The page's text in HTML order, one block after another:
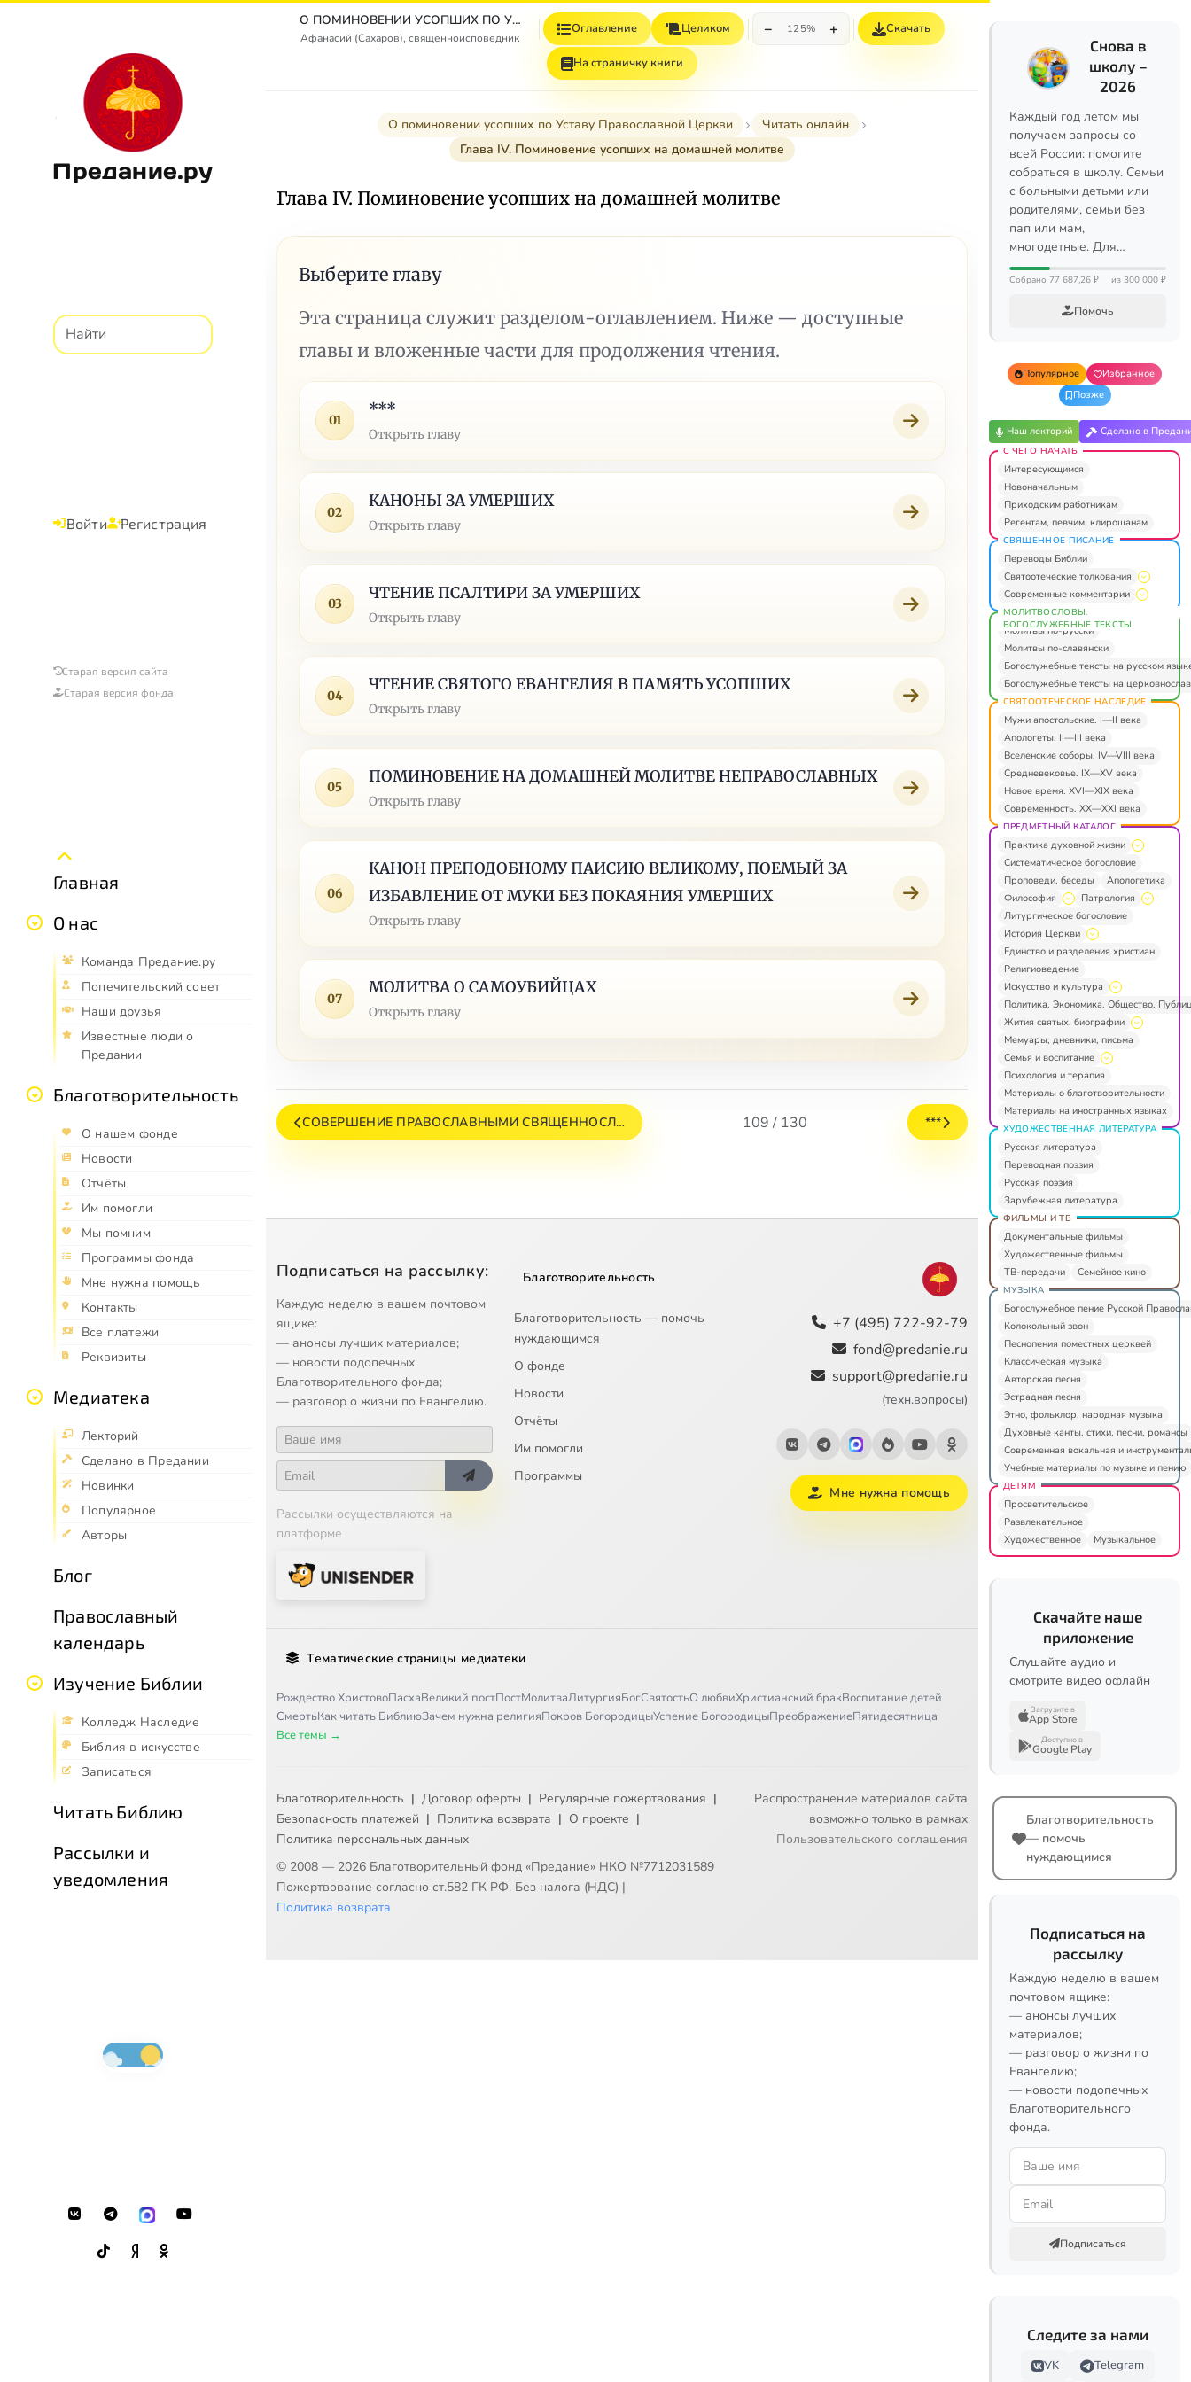
Предание.ру
Войти Регистрация
Старая версия сайта
Старая версия фонда
Главная
О нас
Команда Предание.ру
Попечительский совет
Наши друзья
Известные люди о
Предании
Благотворительность
О нашем фонде
Новости
Отчёты
Им помогли
Мы помним
Программы фонда
Мне нужна помощь
Контакты
Все платежи
Реквизиты
Медиатека
Лекторий
Сделано в Предании
Новинки
Популярное
Авторы
Блог
Православный
календарь
Изучение Библии
Колледж Наследие
Библия в искусстве
Записаться
Читать Библию
Рассылки и
уведомления
О ПОМИНОВЕНИИ УСОПШИХ ПО УСТАВУ ПРАВОСЛАВНОЙ ЦЕРКВИ
Афанасий (Сахаров), священноисповедник
Оглавление Целиком − 125% + Скачать
На страничку книги
О поминовении усопших по Уставу Православной Церкви
Читать онлайн
Глава IV. Поминовение усопших на домашней молитве
Глава IV. Поминовение усопших на домашней молитве
Выберите главу
Эта страница служит разделом-оглавлением. Ниже — доступные
главы и вложенные части для продолжения чтения.
01
***
Открыть главу
02
КАНОНЫ ЗА УМЕРШИХ
Открыть главу
03
ЧТЕНИЕ ПСАЛТИРИ ЗА УМЕРШИХ
Открыть главу
04
ЧТЕНИЕ СВЯТОГО ЕВАНГЕЛИЯ В ПАМЯТЬ УСОПШИХ
Открыть главу
05
ПОМИНОВЕНИЕ НА ДОМАШНЕЙ МОЛИТВЕ НЕПРАВОСЛАВНЫХ
Открыть главу
06
КАНОН ПРЕПОДОБНОМУ ПАИСИЮ ВЕЛИКОМУ, ПОЕМЫЙ ЗА
ИЗБАВЛЕНИЕ ОТ МУКИ БЕЗ ПОКАЯНИЯ УМЕРШИХ
Открыть главу
07
МОЛИТВА О САМОУБИЙЦАХ
Открыть главу
СОВЕРШЕНИЕ ПРАВОСЛАВНЫМИ СВЯЩЕННОСЛ… 109 / 130 ***
Подписаться на рассылку:
Каждую неделю в вашем почтовом
ящике:
— анонсы лучших материалов;
— новости подопечных
Благотворительного фонда;
— разговор о жизни по Евангелию.
Рассылки осуществляются на
платформе
Благотворительность
Благотворительность — помочь
нуждающимся
О фонде
Новости
Отчёты
Им помогли
Программы
+7 (495) 722-92-79
fond@predanie.ru
support@predanie.ru
(техн.вопросы)
Мне нужна помощь
Тематические страницы медиатеки
Рождество ХристовоПасхаВеликий постПостМолитваЛитургияБогСвятостьО любвиХристианский бракВоспитание детей
СмертьКак читать БиблиюЗачем нужна религияПокров БогородицыУспение БогородицыПреображениеПятидесятница
Все темы →
Благотворительность | Договор оферты | Регулярные пожертвования |
Безопасность платежей | Политика возврата | О проекте |
Политика персональных данных
© 2008 — 2026 Благотворительный фонд «Предание» НКО №7712031589
Пожертвование согласно ст.582 ГК РФ. Без налога (НДС) |
Политика возврата
Распространение материалов сайта
возможно только в рамках
Пользовательского соглашения
Снова в
школу –
2026
Каждый год летом мы
получаем запросы со
всей России: помогите
собраться в школу. Семьи
с больными детьми или
родителями, семьи без
пап или мам,
многодетные. Для…
Собрано 77 687,26 ₽ из 300 000 ₽
Помочь
Популярное
Избранное
Позже
Наш лекторий Сделано в
С ЧЕГО НАЧАТЬ
Интересующимся
Новоначальным
Приходским работникам
Регентам, певчим, клирошанам
СВЯЩЕННОЕ ПИСАНИЕ
Переводы Библии
Святоотеческие толкования
Современные комментарии
МОЛИТВОСЛОВЫ.
БОГОСЛУЖЕБНЫЕ ТЕКСТЫ
Молитвы по-русски
Молитвы по-славянски
Богослужебные тексты на русском
Богослужебные тексты на
СВЯТООТЕЧЕСКОЕ НАСЛЕДИЕ
Мужи апостольские. I—II века
Апологеты. II—III века
Вселенские соборы. IV—VIII века
Средневековье. IX—XV века
Новое время. XVI—XIX века
Современность. XX—XXI века
ПРЕДМЕТНЫЙ КАТАЛОГ
Практика духовной жизни
Систематическое богословие
Проповеди, беседы
Апологетика
Философия
Патрология
Литургическое богословие
История Церкви
Единство и разделения христиан
Религиоведение
Искусство и культура
Политика. Экономика. Общество.
Жития святых, биографии
Мемуары, дневники, письма
Семья и воспитание
Психология и терапия
Материалы о благотворительности
Материалы на иностранных языках
ХУДОЖЕСТВЕННАЯ ЛИТЕРАТУРА
Русская литература
Переводная поэзия
Русская поэзия
Зарубежная литература
ФИЛЬМЫ И ТВ
Документальные фильмы
Художественные фильмы
ТВ-передачи
Семейное кино
МУЗЫКА
Богослужебное пение Русской
Колокольный звон
Песнопения поместных церквей
Классическая музыка
Авторская песня
Эстрадная песня
Этно, фольклор, народная музыка
Духовные канты, стихи, песни, романсы
Современная вокальная и
Учебные материалы по музыке и пению
ДЕТЯМ
Просветительское
Развлекательное
Художественное
Музыкальное
Скачайте наше
приложение
Слушайте аудио и
смотрите видео офлайн
Загрузите в
App Store
Доступно в
Google Play
Благотворительность
— помочь
нуждающимся
Подписаться на
рассылку
Каждую неделю в вашем
почтовом ящике:
— анонсы лучших
материалов;
— разговор о жизни по
Евангелию;
— новости подопечных
Благотворительного
фонда.
Подписаться
Следите за нами
VK Telegram